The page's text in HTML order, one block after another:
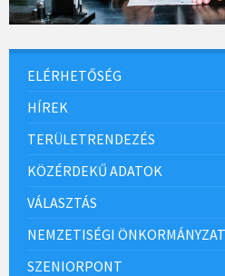
ELÉRHETŐSÉG
HÍREK
TERÜLETRENDEZÉS
KÖZÉRDEKŰ ADATOK
VÁLASZTÁS
NEMZETISÉGI
SZENIORPONT